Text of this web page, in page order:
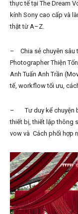
thực tế tại The Dream
kính Sony cao cấp và
thật từ A–Z.
– Chia sẻ chuyên sâu
Photographer Thiện
Anh Tuấn Anh Trần
tế, workflow tối ưu,
– Tư duy kể chuyện
thiết bị, thiết lập thông
vow và Cách phối hợp